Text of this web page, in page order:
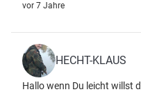
vor 7 Jahre
HECHT-KLAUS
Hallo wenn Du leicht willst